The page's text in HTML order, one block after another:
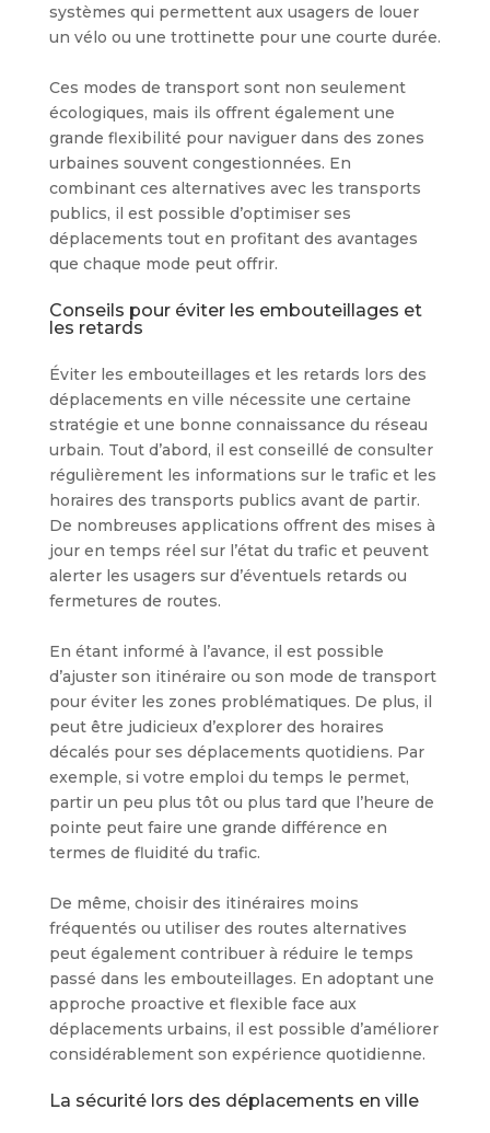
systèmes qui permettent aux usagers de louer
un vélo ou une trottinette pour une courte durée.
Ces modes de transport sont non seulement
écologiques, mais ils offrent également une
grande flexibilité pour naviguer dans des zones
urbaines souvent congestionnées. En
combinant ces alternatives avec les transports
publics, il est possible d’optimiser ses
déplacements tout en profitant des avantages
que chaque mode peut offrir.
Conseils pour éviter les embouteillages et
les retards
Éviter les embouteillages et les retards lors des
déplacements en ville nécessite une certaine
stratégie et une bonne connaissance du réseau
urbain. Tout d’abord, il est conseillé de consulter
régulièrement les informations sur le trafic et les
horaires des transports publics avant de partir.
De nombreuses applications offrent des mises à
jour en temps réel sur l’état du trafic et peuvent
alerter les usagers sur d’éventuels retards ou
fermetures de routes.
En étant informé à l’avance, il est possible
d’ajuster son itinéraire ou son mode de transport
pour éviter les zones problématiques. De plus, il
peut être judicieux d’explorer des horaires
décalés pour ses déplacements quotidiens. Par
exemple, si votre emploi du temps le permet,
partir un peu plus tôt ou plus tard que l’heure de
pointe peut faire une grande différence en
termes de fluidité du trafic.
De même, choisir des itinéraires moins
fréquentés ou utiliser des routes alternatives
peut également contribuer à réduire le temps
passé dans les embouteillages. En adoptant une
approche proactive et flexible face aux
déplacements urbains, il est possible d’améliorer
considérablement son expérience quotidienne.
La sécurité lors des déplacements en ville